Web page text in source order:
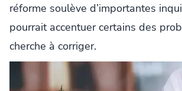
réforme soulève d’importantes
pourrait accentuer certains des
cherche à corriger.